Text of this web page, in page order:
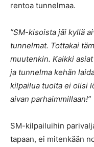
rentoa tunnelmaa.
”SM-kisoista jäi kyllä
tunnelmat. Tottakai
muutenkin. Kaikki
ja tunnelma kehän
kilpailua tuolta ei olisi
aivan parhaimmillaan!”
SM-kilpailuihin
tapaan, ei mitenkään